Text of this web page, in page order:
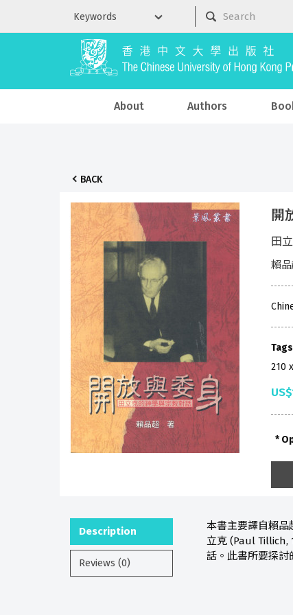
About Authors
BACK
開
田
賴
210
Description
Reviews (0)
本書主要譯自賴
立克 (Paul Tillich,
話。此書所要探討